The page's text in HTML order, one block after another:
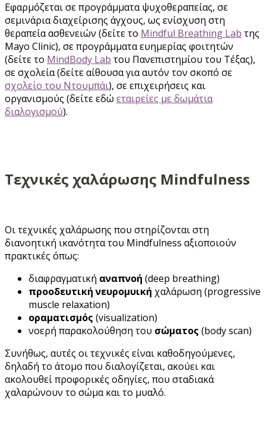
Εφαρμόζεται σε προγράμματα ψυχοθεραπείας, σε
σεμινάρια διαχείρισης άγχους, ως ενίσχυση στη
θεραπεία ασθενειών (δείτε το Mindful Breathing Lab της
Mayo Clinic), σε προγράμματα ευημερίας φοιτητών
(δείτε το MindBody Lab του Πανεπιστημίου του Τέξας),
σε σχολεία (δείτε αίθουσα για αυτόν τον σκοπό σε
σχολείο του Ντουμπάι), σε επιχειρήσεις και
οργανισμούς (δείτε εδώ εταιρείες με δωμάτια
διαλογισμού).
Τεχνικές χαλάρωσης Mindfulness
Οι τεχνικές χαλάρωσης που στηρίζονται στη
διανοητική ικανότητα του Mindfulness αξιοποιούν
πρακτικές όπως:
διαφραγματική αναπνοή (deep breathing)
προοδευτική νευρομυική χαλάρωση (progressive
muscle relaxation)
οραματισμός (visualization)
νοερή παρακολούθηση του σώματος (body scan)
Συνήθως, αυτές οι τεχνικές είναι καθοδηγούμενες,
δηλαδή το άτομο που διαλογίζεται, ακούει και
ακολουθεί προφορικές οδηγίες, που σταδιακά
χαλαρώνουν το σώμα και το μυαλό.